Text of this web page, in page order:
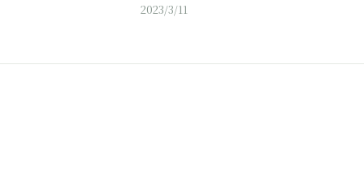
2023/3/11